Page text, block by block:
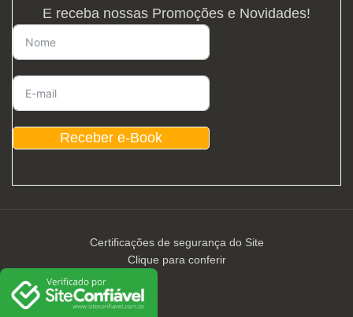
E receba nossas Promoções e Novidades!
Receber e-Book
Certificações de segurança do Site
Clique para conferir